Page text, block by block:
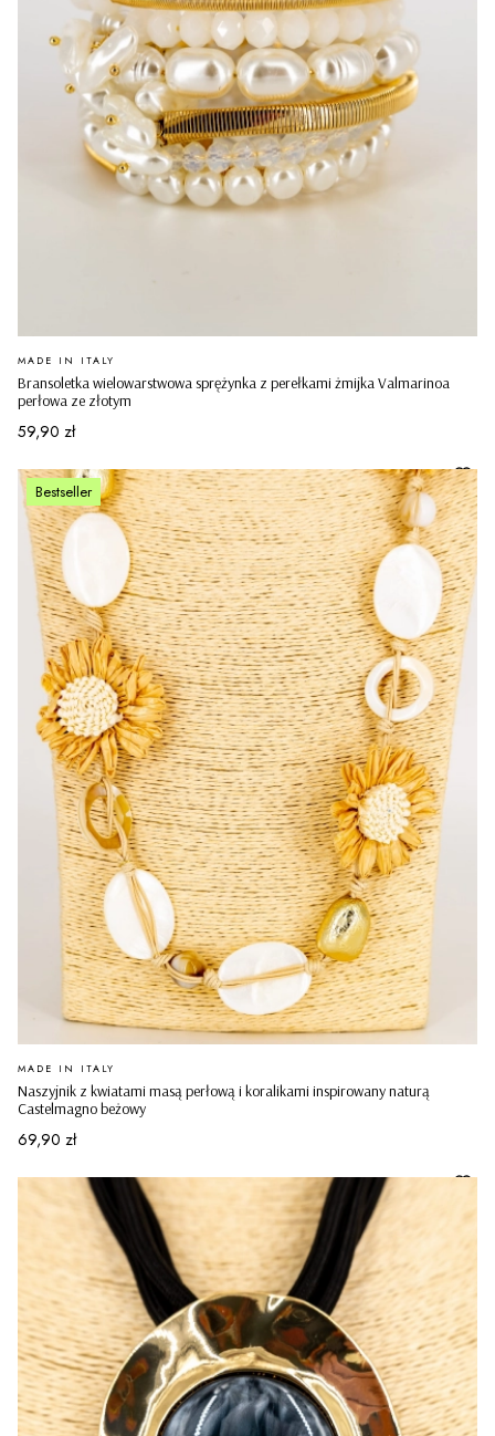
Bransoletka wielowarstwowa sprężynka z perełkami żmijka Valmarinoa
perłowa ze złotym
PRODUCENT
MADE IN ITALY
Cena
59,90 zł
Bestseller
Naszyjnik z kwiatami masą perłową i koralikami inspirowany naturą
Castelmagno beżowy
PRODUCENT
MADE IN ITALY
Cena
69,90 zł